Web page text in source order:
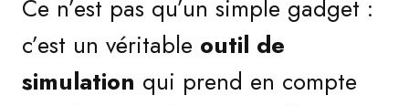
Ce n’est pas qu’un simple gadget :
c’est un véritable outil de
simulation qui prend en compte